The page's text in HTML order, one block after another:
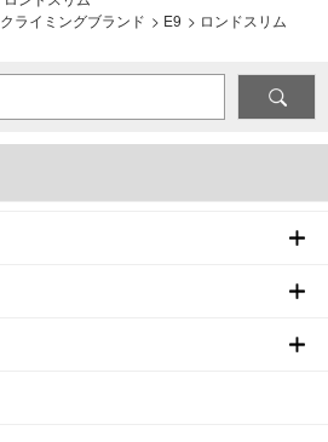
クライミングブランド > E9 > ロンドスリム